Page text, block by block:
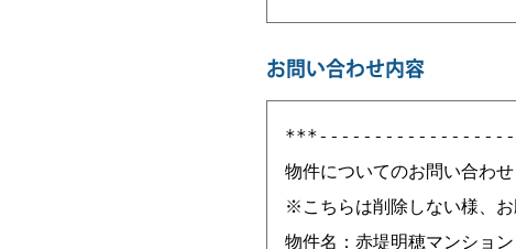
お問い合わせ内容